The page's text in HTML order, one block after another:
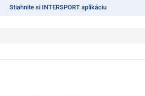
Stiahnite si INTERSPORT aplikáciu